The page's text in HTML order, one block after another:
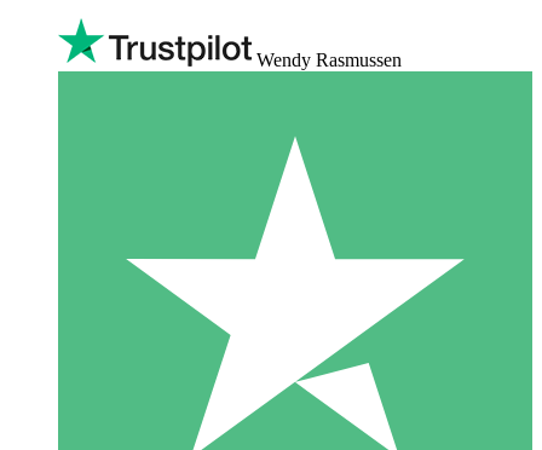
Wendy Rasmussen